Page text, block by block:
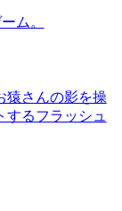
ム。
猿さんの影を操
するフラッシュ